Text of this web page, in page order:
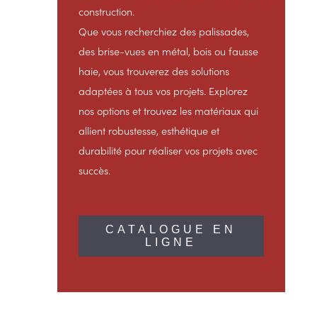
construction.
Que vous recherchiez des palissades,
des brise-vues en métal, bois ou fausse
haie, vous trouverez des solutions
adaptées à tous vos projets. Explorez
nos options et trouvez les matériaux qui
allient robustesse, esthétique et
durabilité pour réaliser vos projets avec
succès.
CATALOGUE EN
LIGNE